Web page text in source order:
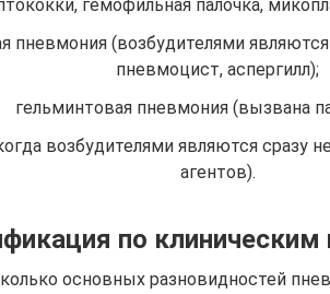
гемофильная палочка,
пневмония (возбудителями
пневмоцист, аспергилл);
гельминтовая пневмония (вызвана
возбудителями являются сразу
агентов).
по клиническим
основных разновидностей